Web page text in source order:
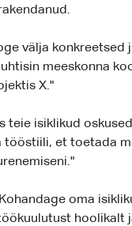
välja
meeskonna
X."
teie isiklikud
tööstiili, et toetada
oma
hoolikalt